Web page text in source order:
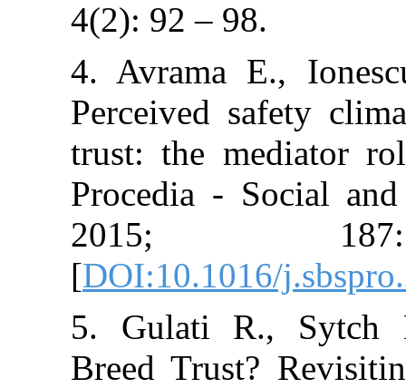
4(2): 92 – 98.
4. Avrama E.,
Perceived
trust: the
Procedia -
2015;
[DOI:10.1016/
5. Gulati R.,
Breed Trust?